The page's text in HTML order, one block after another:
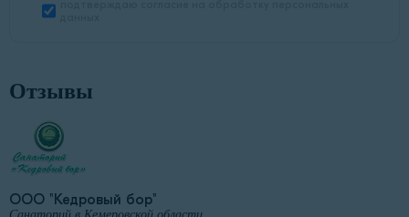
Отзывы
ООО "Кедровый бор"